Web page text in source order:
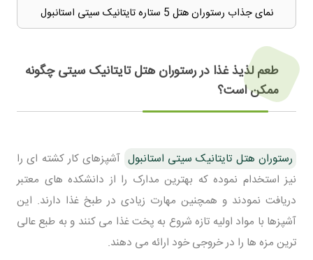
نمای جذاب رستوران هتل 5 ستاره تایتانیک سیتی استانبول
طعم لذیذ غذا در رستوران هتل تایتانیک سیتی چگونه
ممکن است؟
رستوران هتل تایتانیک سیتی استانبول آشپزهای کار کشته ای را
نیز استخدام نموده که بهترین مدارک را از دانشکده های معتبر
دریافت نمودند و همچنین مهارت زیادی در طبخ غذا دارند. این
آشپزها با مواد اولیه تازه شروع به پخت غذا می کنند و به طبع عالی
ترین مزه ها را در خروجی خود ارائه می دهند.